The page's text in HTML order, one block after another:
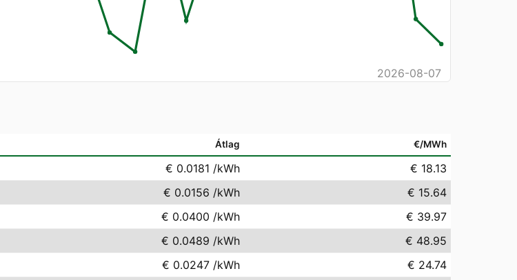
2026-08-07
Átlag €/MWh
€ 0.0181 /kWh
€ 18.13
€ 0.0156 /kWh
€ 15.64
€ 0.0400 /kWh
€ 39.97
€ 0.0489 /kWh
€ 48.95
€ 0.0247 /kWh
€ 24.74